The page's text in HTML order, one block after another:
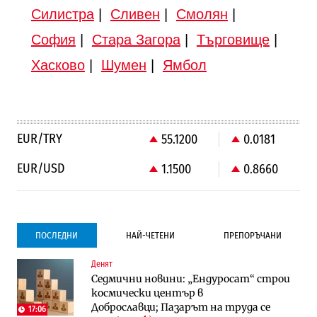
Силистра| Сливен Смолян
София
Стара Загора| Търговище|
Хасково| Шумен Ямбол
EUR/TRY 55.1200
0.0181
EUR/USD
1.1500 0.8660
ПОСЛЕДНИ НАЙ-ЧЕТЕНИ ПРЕПОРЪЧАНИ
17:06
Денят
Седмични новини: „Ендуросат“ строи
космически център в
Доброславци; Пазарът на труда се
Градоустройство
Столична община избра изпълнител за
преместването на трамвайното
трасе по бул. „Скобелев“
Градоустройство
Столична община избра изпълнител за
преместването на трамвайното
трасе по бул. „Скобелев“